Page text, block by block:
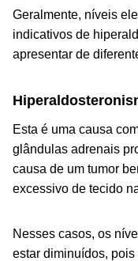
Geralmente, níveis
indicativos de
apresentar de
Esta é uma causa
glândulas adrenais
causa de um tumor
excessivo de tecido
Nesses casos, os
estar diminuídos,